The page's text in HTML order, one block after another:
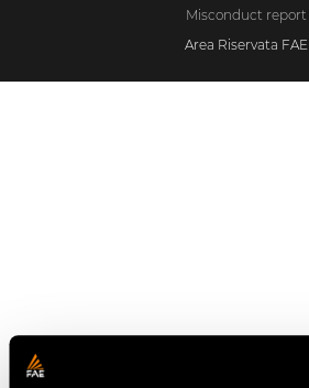
Misconduct report
Area Riservata FAE